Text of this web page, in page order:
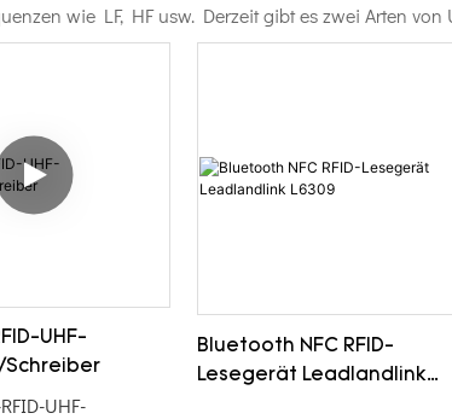
wie LF, HF usw. Derzeit gibt es zwei Arten
UHF-
UHF-
Bluetooth NFC RFID-
Lesegerät Leadlandlink